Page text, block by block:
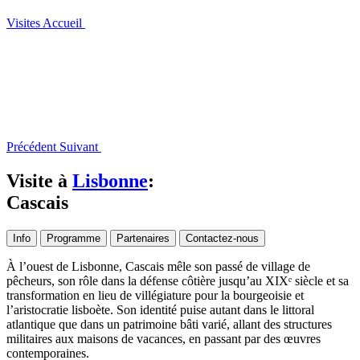
Visites Accueil
Précédent Suivant
Visite à Lisbonne:
Cascais
Info Programme Partenaires Contactez-nous
À l’ouest de Lisbonne, Cascais mêle son passé de village de
pêcheurs, son rôle dans la défense côtière jusqu’au XIXᵉ siècle et sa
transformation en lieu de villégiature pour la bourgeoisie et
l’aristocratie lisboète. Son identité puise autant dans le littoral
atlantique que dans un patrimoine bâti varié, allant des structures
militaires aux maisons de vacances, en passant par des œuvres
contemporaines.